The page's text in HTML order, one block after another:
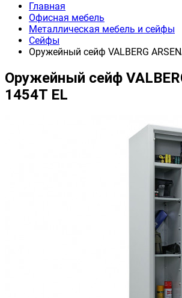
Главная
Офисная мебель
Металлическая мебель и сейфы
Сейфы
Оружейный сейф VALBERG
Оружейный сейф
1454Т EL